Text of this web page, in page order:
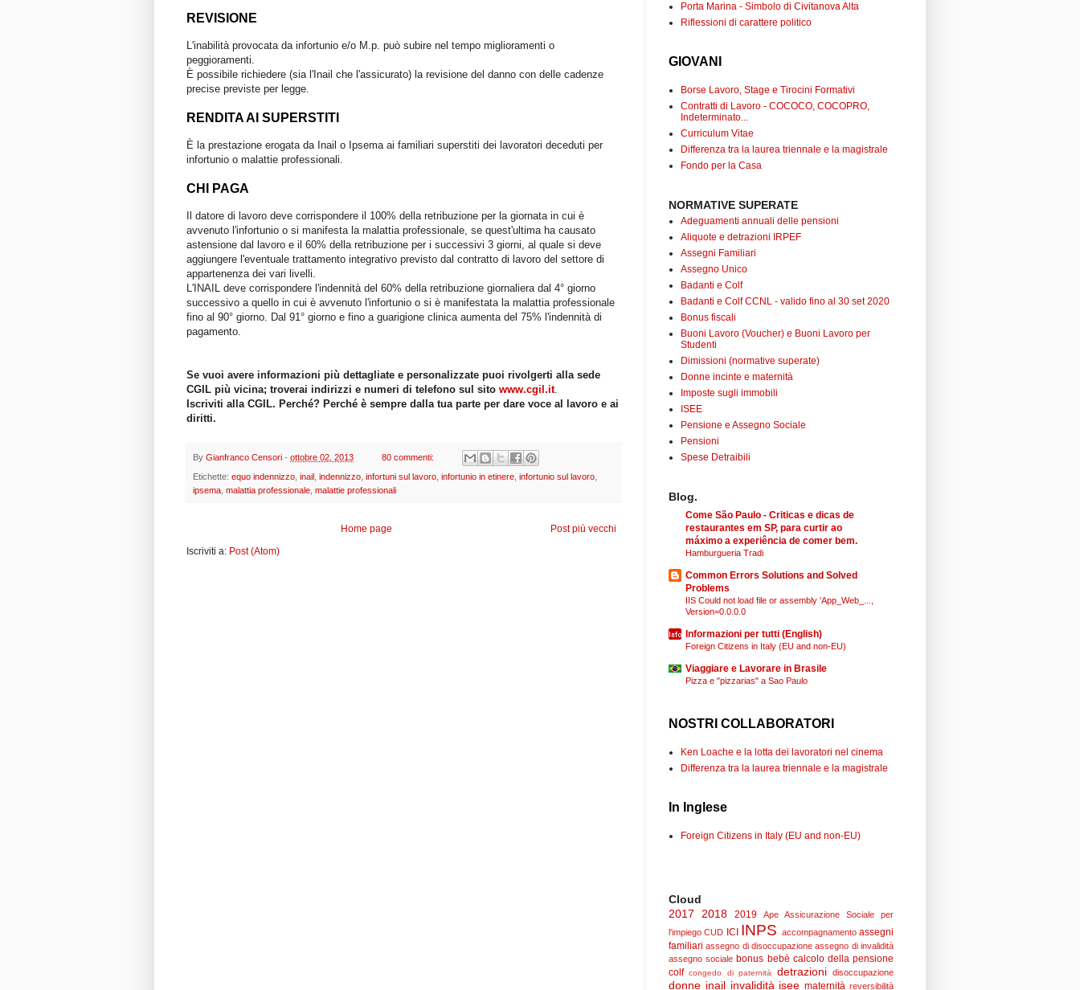
REVISIONE
L'inabilità provocata da infortunio e/o M.p. può subire nel tempo miglioramenti o
peggioramenti.
È possibile richiedere (sia l'Inail che l'assicurato) la revisione del danno con delle cadenze
precise previste per legge.
RENDITA AI SUPERSTITI
È la prestazione erogata da Inail o Ipsema ai familiari superstiti dei lavoratori deceduti per
infortunio o malattie professionali.
CHI PAGA
Il datore di lavoro deve corrispondere il 100% della retribuzione per la giornata in cui è
avvenuto l'infortunio o si manifesta la malattia professionale, se quest'ultima ha causato
astensione dal lavoro e il 60% della retribuzione per i successivi 3 giorni, al quale si deve
aggiungere l'eventuale trattamento integrativo previsto dal contratto di lavoro del settore di
appartenenza dei vari livelli.
L'INAIL deve corrispondere l'indennità del 60% della retribuzione giornaliera dal 4° giorno
successivo a quello in cui è avvenuto l'infortunio o si è manifestata la malattia professionale
fino al 90° giorno. Dal 91° giorno e fino a guarigione clinica aumenta del 75% l'indennità di
pagamento.
Se vuoi avere informazioni più dettagliate e personalizzate puoi rivolgerti alla sede
CGIL più vicina; troverai indirizzi e numeri di telefono sul sito www.cgil.it.
Iscriviti alla CGIL. Perché? Perché è sempre dalla tua parte per dare voce al lavoro e ai
diritti.
By Gianfranco Censori - ottobre 02, 2013 80 commenti:
Etichette: equo indennizzo inail indennizzo infortuni sul lavoro infortunio in etinere infortunio sul lavoro
ipsema malattia professionale malattie professionali
Post più vecchi
Home page
Iscriviti a: Post (Atom)
Porta Marina - Simbolo di Civitanova Alta
Riflessioni di carattere politico
GIOVANI
Borse Lavoro, Stage e Tirocini Formativi
Contratti di Lavoro - COCOCO, COCOPRO,
Indeterminato...
Curriculum Vitae
Differenza tra la laurea triennale e la magistrale
Fondo per la Casa
NORMATIVE SUPERATE
Adeguamenti annuali delle pensioni
Aliquote e detrazioni IRPEF
Assegni Familiari
Assegno Unico
Badanti e Colf
Badanti e Colf CCNL - valido fino al 30 set 2020
Bonus fiscali
Buoni Lavoro (Voucher) e Buoni Lavoro per
Studenti
Dimissioni (normative superate)
Donne incinte e maternità
Imposte sugli immobili
ISEE
Pensione e Assegno Sociale
Pensioni
Spese Detraibili
Blog.
Come São Paulo - Criticas e dicas de
restaurantes em SP, para curtir ao
máximo a experiência de comer bem.
Hamburgueria Tradi
Common Errors Solutions and Solved
Problems
IIS Could not load file or assembly 'App_Web_...,
Version=0.0.0.0
Informazioni per tutti (English)
Foreign Citizens in Italy (EU and non-EU)
Viaggiare e Lavorare in Brasile
Pizza e "pizzarias" a Sao Paulo
NOSTRI COLLABORATORI
Ken Loache e la lotta dei lavoratori nel cinema
Differenza tra la laurea triennale e la magistrale
In Inglese
Foreign Citizens in Italy (EU and non-EU)
Cloud
2017
2018 2019 Ape
Assicurazione Sociale per
l'impiego CUD ICI INPS accompagnamento assegni
familiari assegno di disoccupazione assegno di invalidità
assegno sociale bonus bebè calcolo della pensione
colf congedo di paternità detrazioni disoccupazione
donne inail invalidità isee maternità reversibilità